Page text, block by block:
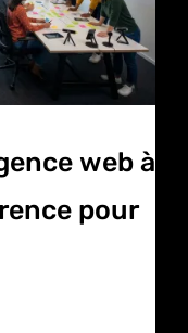
web à
pour